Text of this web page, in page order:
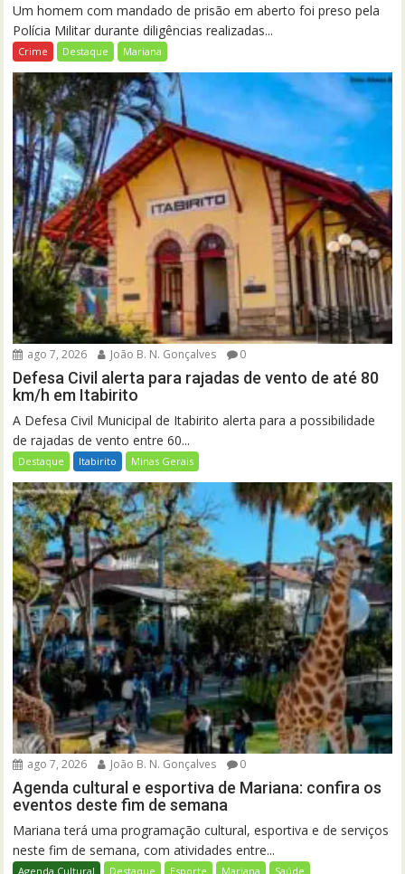
Um homem com mandado de prisão em aberto foi preso pela
Polícia Militar durante diligências realizadas...
Crime Destaque Mariana
ago 7, 2026 João B. N. Gonçalves 0
Defesa Civil alerta para rajadas de vento de até 80
km/h em Itabirito
A Defesa Civil Municipal de Itabirito alerta para a possibilidade
de rajadas de vento entre 60...
Destaque Itabirito Minas Gerais
ago 7, 2026 João B. N. Gonçalves 0
Agenda cultural e esportiva de Mariana: confira os
eventos deste fim de semana
Mariana terá uma programação cultural, esportiva e de serviços
neste fim de semana, com atividades entre...
Agenda Cultural Destaque Esporte Mariana Saúde